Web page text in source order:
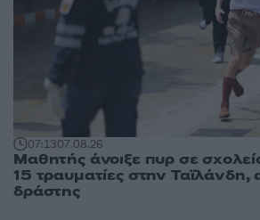
07:1307.08.26
Μαθητής άνοιξε πυρ σε
15 τραυματίες στην Ταϊλάνδη,
δράστης